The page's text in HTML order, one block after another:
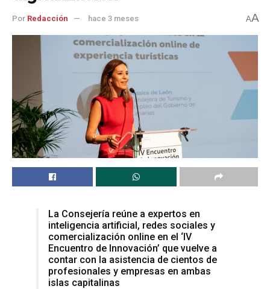
Por Redacción hace 3 meses AA
La Consejería reúne a expertos en
inteligencia artificial, redes sociales y
comercialización online en el ‘IV
Encuentro de Innovación’ que vuelve a
contar con la asistencia de cientos de
profesionales y empresas en ambas
islas capitalinas